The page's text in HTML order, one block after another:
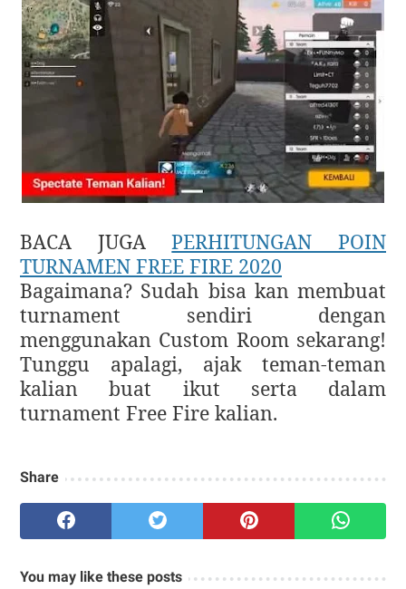
BACA JUGAPERHITUNGAN POIN
TURNAMEN FREE FIRE 2020
Bagaimana? Sudah bisa kan membuat
turnament sendiri dengan
menggunakan Custom Room sekarang!
Tunggu apalagi, ajak teman-teman
kalian buat ikut serta dalam
turnament Free Fire kalian.
Share
You may like these posts